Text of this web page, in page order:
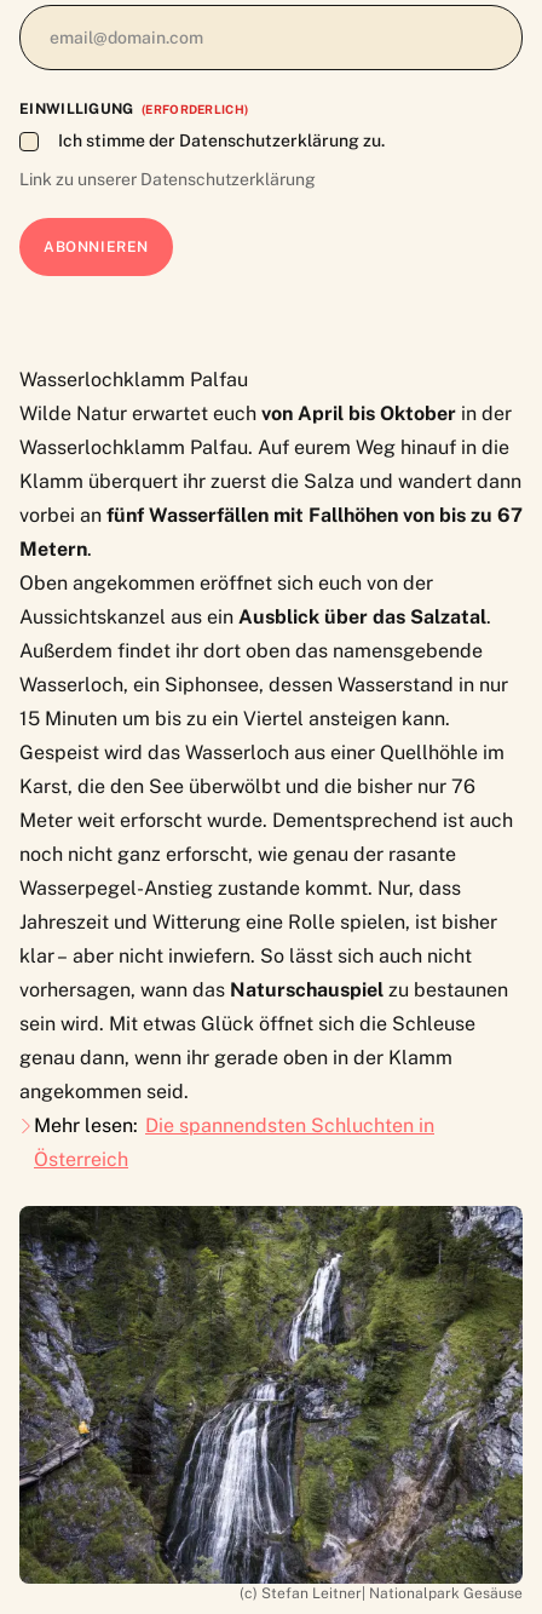
EINWILLIGUNG (ERFORDERLICH)
Ich stimme der Datenschutzerklärung zu.
Link zu unserer Datenschutzerklärung
Wasserlochklamm Palfau
Wilde Natur erwartet euch von April bis Oktober in der
Wasserlochklamm Palfau. Auf eurem Weg hinauf in die
Klamm überquert ihr zuerst die Salza und wandert dann
vorbei an fünf Wasserfällen mit Fallhöhen von bis zu 67
Metern.
Oben angekommen eröffnet sich euch von der
Aussichtskanzel aus ein Ausblick über das Salzatal.
Außerdem findet ihr dort oben das namensgebende
Wasserloch, ein Siphonsee, dessen Wasserstand in nur
15 Minuten um bis zu ein Viertel ansteigen kann.
Gespeist wird das Wasserloch aus einer Quellhöhle im
Karst, die den See überwölbt und die bisher nur 76
Meter weit erforscht wurde. Dementsprechend ist auch
noch nicht ganz erforscht, wie genau der rasante
Wasserpegel-Anstieg zustande kommt. Nur, dass
Jahreszeit und Witterung eine Rolle spielen, ist bisher
klar – aber nicht inwiefern. So lässt sich auch nicht
vorhersagen, wann das Naturschauspiel zu bestaunen
sein wird. Mit etwas Glück öffnet sich die Schleuse
genau dann, wenn ihr gerade oben in der Klamm
angekommen seid.
Mehr lesen: Die spannendsten Schluchten in
Österreich
(c) Stefan Leitner| Nationalpark Gesäuse